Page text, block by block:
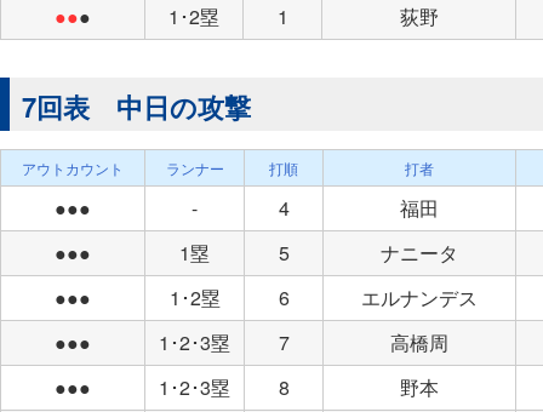
●●● 1･2塁 1 荻野
7回表 中日の攻撃
アウトカウント ランナー 打順 打者
●●● - 4
福田
●●●
1塁 5
ナニータ
●●●
1･2塁 6
エルナンデス
●●●
1･2･3塁 7
高橋周
●●●
1･2･3塁 8
野本